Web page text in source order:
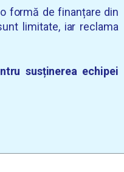
formă de finanțare din
limitate, iar reclama
susținerea echipei